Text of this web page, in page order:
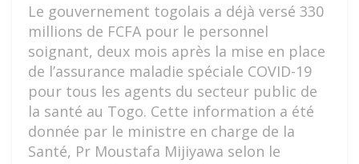
Le gouvernement togolais a déjà versé 330
millions de FCFA pour le personnel
soignant, deux mois après la mise en place
de l’assurance maladie spéciale COVID-19
pour tous les agents du secteur public de
la santé au Togo. Cette information a été
donnée par le ministre en charge de la
Santé, Pr Moustafa Mijiyawa selon le